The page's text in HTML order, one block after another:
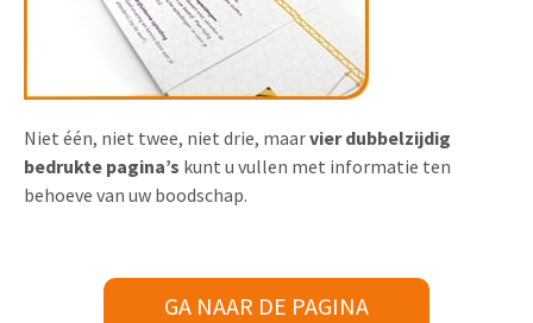
Niet één, niet twee, niet drie, maarvier dubbelzijdig
bedrukte pagina’s kunt u vullen met informatie ten
behoeve van uw boodschap.
GA NAAR DE PAGINA